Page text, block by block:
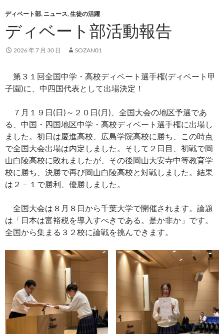
ディベート部, ニュース,生徒の活躍
ディベート部活動報告
2026 年 7 月 30 日 SOZAN01
第３１回全国中学・高校ディベート選手権(ディベート甲
子園)に、中四国代表として出場決定！
７月１９日(日)～２０日(月)、全国大会の地区予選であ
る、中国・四国地区中学・高校ディベート選手権に出場し
ました。初日は慶進高校、広島学院高校に勝ち、この時点
で全国大会出場は内定しました。そして２日目、初戦で岡
山白陵高校に敗れましたが、その後岡山大安寺中等教育学
校に勝ち、決勝で再び岡山白陵高校と対戦しました。結果
は２－１で勝利、優勝しました。
全国大会は８月８日から千葉大学で開催されます。論題
は「日本は富裕税を導入すべきである。是か非か」です。
全国から集まる３２校に論戦を挑んできます。